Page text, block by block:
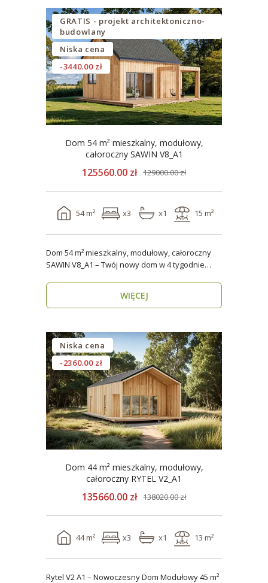
GRATIS - projekt architektoniczno-
budowlany
Niska cena
-3440.00 zł
Dom 54 m² mieszkalny, modułowy,
całoroczny SAWIN V8_A1
125560.00 zł 129000.00 zł
54 m² x3 x1 15 m²
Dom 54 m² mieszkalny, modułowy, całoroczny
SAWIN V8_A1 – Twój nowy dom w 4 tygodnie
WIĘCEJ
Niska cena
-2360.00 zł
Dom 44 m² mieszkalny, modułowy,
całoroczny RYTEL V2_A1
135660.00 zł 138020.00 zł
44 m² x3 x1 13 m²
Rytel V2 A1 – Nowoczesny Dom Modułowy 45 m²